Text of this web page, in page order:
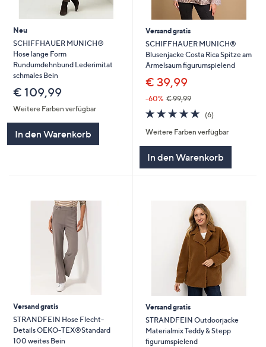
Neu
SCHIFFHAUER MUNICH®
Hose lange Form
Rundumdehnbund Lederimitat
schmales Bein
€ 109,99
Weitere Farben verfügbar
In den Warenkorb
Versand gratis
SCHIFFHAUER MUNICH®
Blusenjacke Costa Rica Spitze am
Ärmelsaum figurumspielend
€ 39,99
-60% € 99,99
5.0
von
5
(6)6
Weitere Farben verfügbar
In den Warenkorb
Versand gratis
STRANDFEIN Hose Flecht-
Details OEKO-TEX®Standard
100 weites Bein
Versand gratis
STRANDFEIN Outdoorjacke
Materialmix Teddy & Stepp
figurumspielend